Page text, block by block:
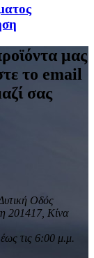
μας
το email
σας
Οδός
201417, Κίνα
τις 6:00 μ.μ.